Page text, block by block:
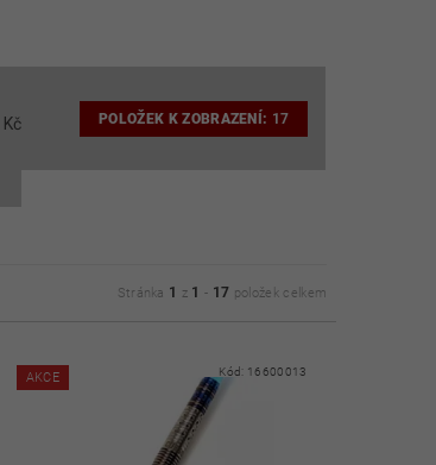
Kč POLOŽEK K ZOBRAZENÍ: 17
Stránka 1 z 1 - 17 položek celkem
AKCE Kód: 16600013